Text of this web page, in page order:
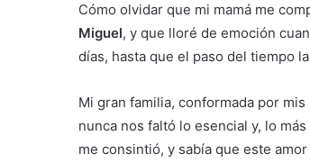
Cómo olvidar que mi mamá me
Miguel, y que lloré de emoción
días, hasta que el paso del tiempo
Mi gran familia, conformada por
nunca nos faltó lo esencial y, lo
me consintió, y sabía que este